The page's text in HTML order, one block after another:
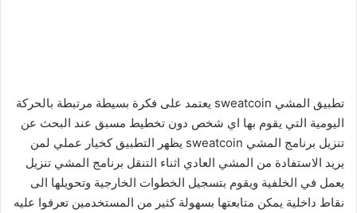
تطبيق المشي sweatcoin يعتمد على فكرة بسيطة مرتبطة بالحركة
اليومية التي يقوم بها اي شخص دون تخطيط مسبق عند البحث عن
تنزيل برنامج المشي sweatcoin يظهر التطبيق كخيار عملي لمن
يريد الاستفادة من المشي العادي اثناء التنقل برنامج المشي تنزيل
يعمل في الخلفية ويقوم بتسجيل الخطوات الخارجية وتحويلها الى
نقاط داخلية يمكن متابعتها بسهولة كثير من المستخدمين تعرفوا عليه